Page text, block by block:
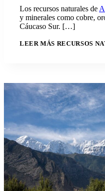
Los recursos naturales de
y minerales como cobre,
Cáucaso Sur. […]
LEER MÁS RECURSOS